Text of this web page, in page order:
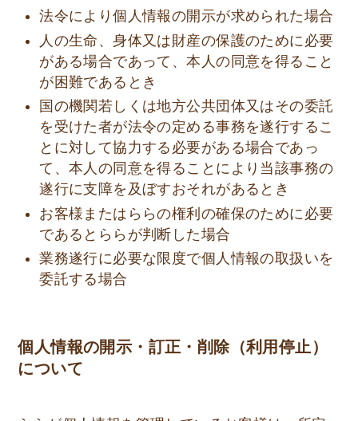
法令により個人情報の開示が求められた場合
人の生命、身体又は財産の保護のために必要
がある場合であって、本人の同意を得ること
が困難であるとき
国の機関若しくは地方公共団体又はその委託
を受けた者が法令の定める事務を遂行するこ
とに対して協力する必要がある場合であっ
て、本人の同意を得ることにより当該事務の
遂行に支障を及ぼすおそれがあるとき
お客様またはららの権利の確保のために必要
であるとららが判断した場合
業務遂行に必要な限度で個人情報の取扱いを
委託する場合
個人情報の開示・訂正・削除（利用停止）
について